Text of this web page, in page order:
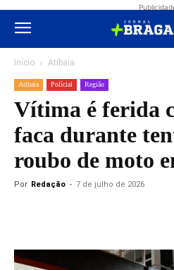
Início Atibaia
Atibaia Polícial Região
Vítima é ferida
faca durante
roubo de moto
Por Redação - 7 de julho de 2026